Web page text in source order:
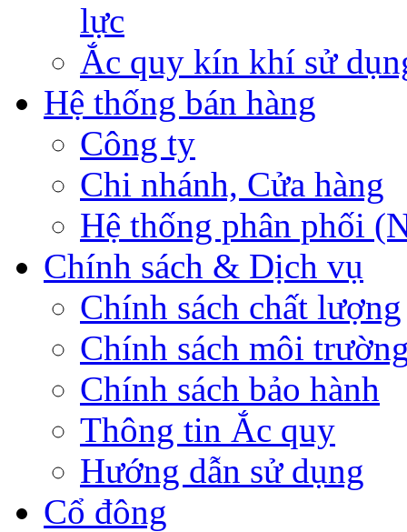
lực
Ắc quy kín khí sử
Hệ thống bán hàng
Công ty
Chi nhánh, Cửa hàng
Hệ thống phân phối
Chính sách & Dịch vụ
Chính sách chất lượng
Chính sách môi
Chính sách bảo hành
Thông tin Ắc quy
Hướng dẫn sử dụng
Cổ đông